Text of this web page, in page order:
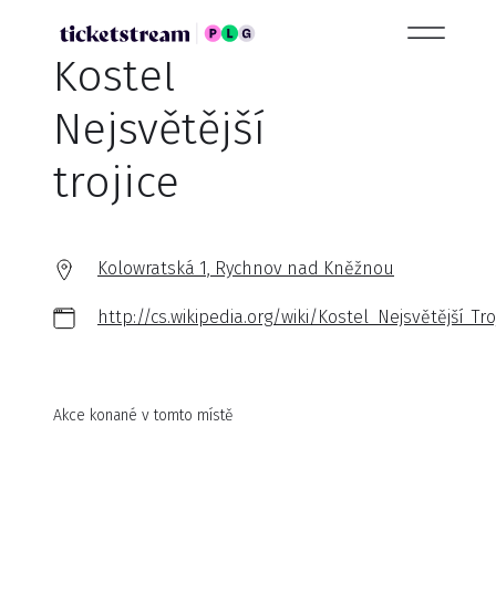
Kostel
Nejsvětější
trojice
Kolowratská 1, Rychnov nad Kněžnou
http://cs.wikipedia.org/wiki/
Akce konané v tomto místě